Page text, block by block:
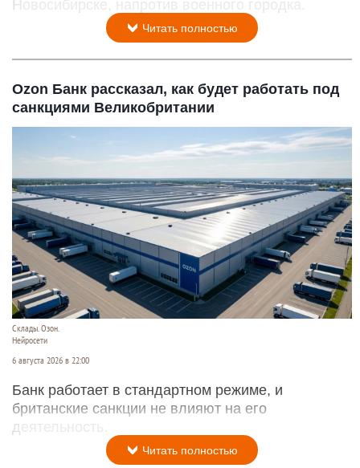
Новосибирске, напротив военного городка.
Читать полностью
Ozon Банк рассказал, как будет работать под
санкциями Великобритании
Склады. Озон.
Нейросети
6 августа 2026 в 22:00
Банк работает в стандартном режиме, и
британские санкции не влияют на его
деятельность.
Читать полностью